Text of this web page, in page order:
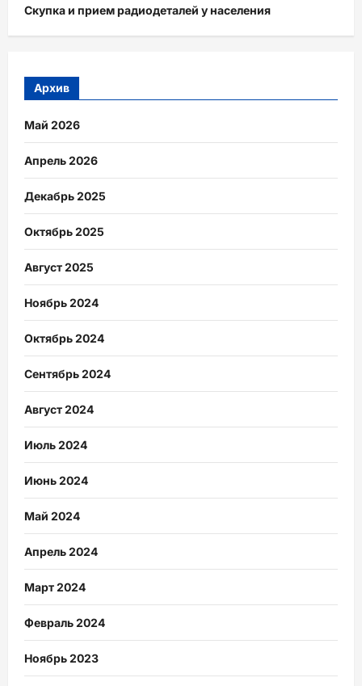
Скупка и прием радиодеталей у населения
Архив
Май 2026
Апрель 2026
Декабрь 2025
Октябрь 2025
Август 2025
Ноябрь 2024
Октябрь 2024
Сентябрь 2024
Август 2024
Июль 2024
Июнь 2024
Май 2024
Апрель 2024
Март 2024
Февраль 2024
Ноябрь 2023